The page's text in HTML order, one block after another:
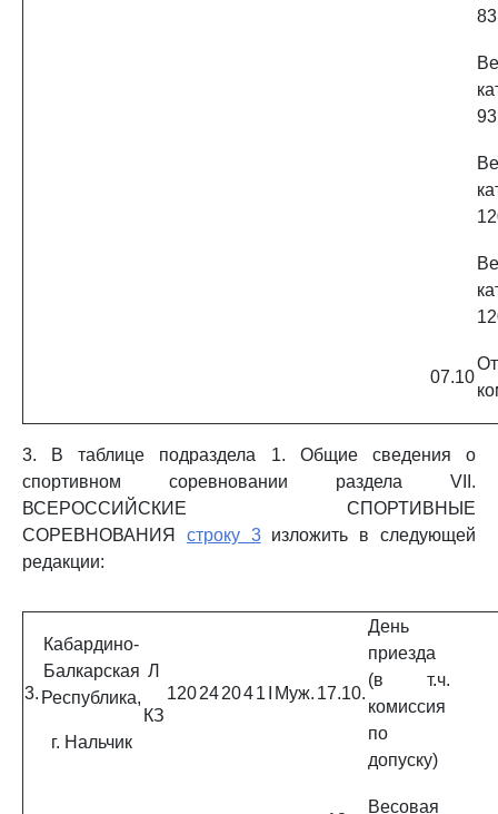
93
07.10
3. В таблице подраздела 1. Общие сведения о
спортивном соревновании раздела VII.
ВСЕРОССИЙСКИЕ СПОРТИВНЫЕ
СОРЕВНОВАНИЯ строку 3изложить в следующей
редакции:
3.
Кабардино-
Балкарская
Республика,
г. Нальчик
Л
КЗ
120242041 Муж. 17.10.
День
приезда
(в т.ч.
комиссия
по
допуску)
Весовая